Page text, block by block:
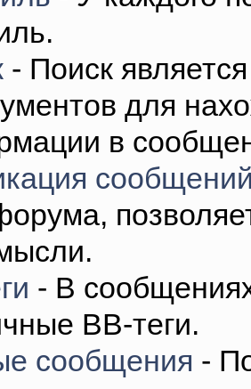
- Поиск
для
в
- В
BB-теги.
сообщения -